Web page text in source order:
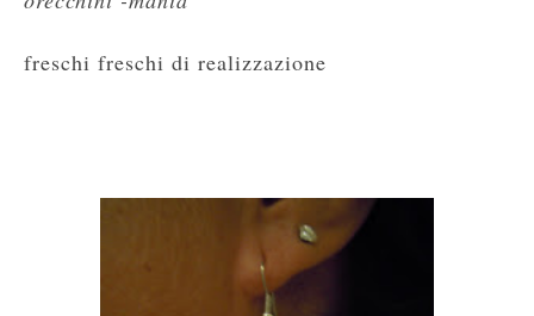
freschi freschi di realizzazione